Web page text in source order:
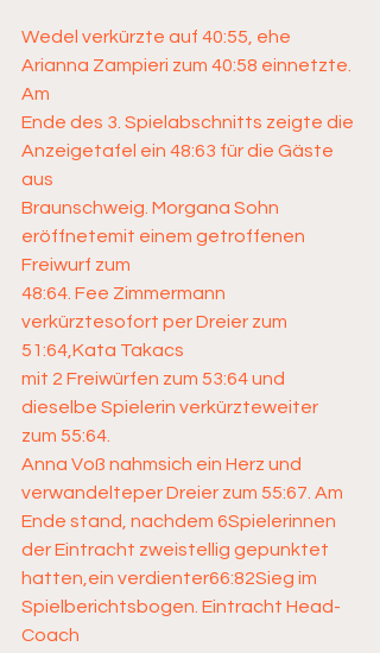
Wedel verkürzte auf 40:55, ehe
Arianna Zampieri zum 40:58 einnetzte.
Am
Ende des 3. Spielabschnitts zeigte die
Anzeigetafel ein 48:63 für die Gäste
aus
Braunschweig. Morgana Sohn
eröffnetemit einem getroffenen
Freiwurf zum
48:64. Fee Zimmermann
verkürztesofort per Dreier zum
51:64,Kata Takacs
mit 2 Freiwürfen zum 53:64 und
dieselbe Spielerin verkürzteweiter
zum 55:64.
Anna Voß nahmsich ein Herz und
verwandelteper Dreier zum 55:67. Am
Ende stand, nachdem 6Spielerinnen
der Eintracht zweistellig gepunktet
hatten,ein verdienter66:82Sieg im
Spielberichtsbogen. Eintracht Head-
Coach